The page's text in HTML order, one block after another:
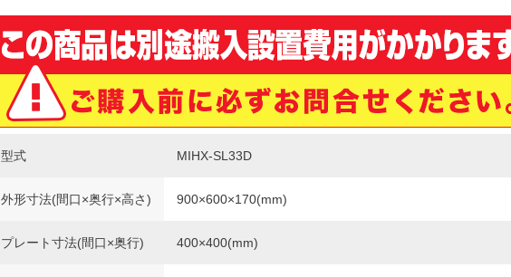
型式 MIHX-SL33D
外形寸法(間口×奥行×高さ) 900×600×170(mm)
プレート寸法(間口×奥行) 400×400(mm)